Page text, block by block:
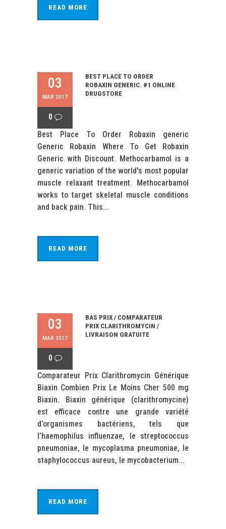
READ MORE
03
MAR 2017
0
BEST PLACE TO ORDER
ROBAXIN GENERIC. #1 ONLINE
DRUGSTORE
Best Place To Order Robaxin generic
Generic Robaxin Where To Get Robaxin
Generic with Discount. Methocarbamol is a
generic variation of the world's most popular
muscle relaxant treatment. Methocarbamol
works to target skeletal muscle conditions
and back pain. This...
READ MORE
03
MAR 2017
0
BAS PRIX / COMPARATEUR
PRIX CLARITHROMYCIN /
LIVRAISON GRATUITE
Comparateur Prix Clarithromycin Générique
Biaxin Combien Prix Le Moins Cher 500 mg
Biaxin. Biaxin générique (clarithromycine)
est efficace contre une grande variété
d’organismes bactériens, tels que
l’haemophilus influenzae, le streptococcus
pneumoniae, le mycoplasma pneumoniae, le
staphylococcus aureus, le mycobacterium...
READ MORE